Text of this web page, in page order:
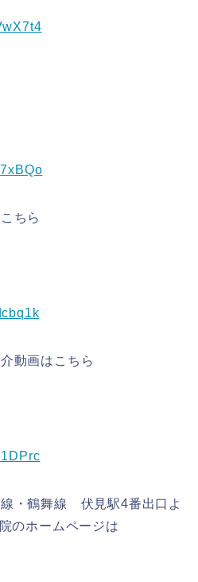
ちら
動画はこちら
・鶴舞線 伏見駅4番出口よ
のホームページは